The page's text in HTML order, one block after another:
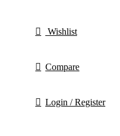
Wishlist
Compare
Login / Register